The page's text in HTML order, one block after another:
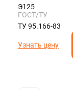
Э125
ГОСТ/ТУ
ТУ 95.166-83
Узнать цену